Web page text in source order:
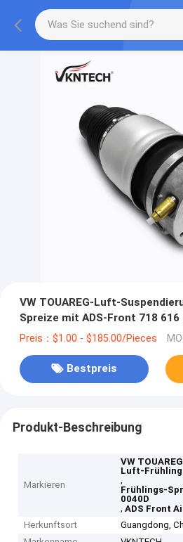
VW TOUAREG-Luft-
Spreize mit ADS-Front 718 616
Preis：$1.00 - $185.00/Pieces
Bestpreis
Produkt-Beschreibung
Markieren
VW
Luft-Frühling
,
Frühlings-
0040D
,ADS Front
Herkunftsort
Guangdong,